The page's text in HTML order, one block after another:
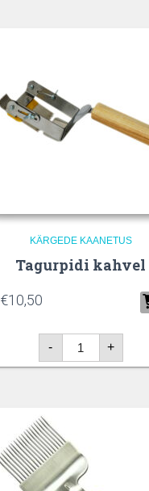
KÄRGEDE KAANETUS
Tagurpidi kahvel
€10,50
-
Tagurpidi
kahvel
kogus
+